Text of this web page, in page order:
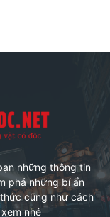
những thông tin
phá những bí ẩn
cũng như cách
nhé